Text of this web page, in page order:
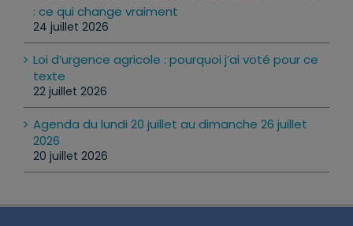
Les réseaux sociaux interdits aux moins de 15 ans
: ce qui change vraiment
24 juillet 2026
Loi d’urgence agricole : pourquoi j’ai voté pour ce
texte
22 juillet 2026
Agenda du lundi 20 juillet au dimanche 26 juillet
2026
20 juillet 2026